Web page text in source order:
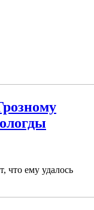
что ему удалось